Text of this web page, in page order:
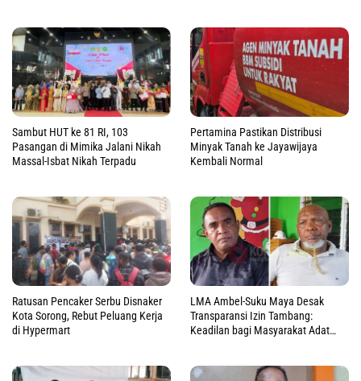
Sambut HUT ke 81 RI, 103
Pasangan di Mimika Jalani Nikah
Massal-Isbat Nikah Terpadu
Pertamina Pastikan Distribusi
Minyak Tanah ke Jayawijaya
Kembali Normal
Ratusan Pencaker Serbu Disnaker
Kota Sorong, Rebut Peluang Kerja
di Hypermart
LMA Ambel-Suku Maya Desak
Transparansi Izin Tambang:
Keadilan bagi Masyarakat Adat